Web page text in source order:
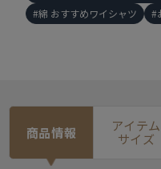
綿 おすすめワイシャツ
商品情報 アイテム
サイズ